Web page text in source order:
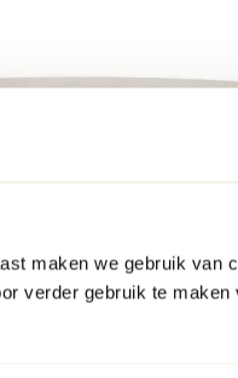
maken we gebruik van
verder gebruik te